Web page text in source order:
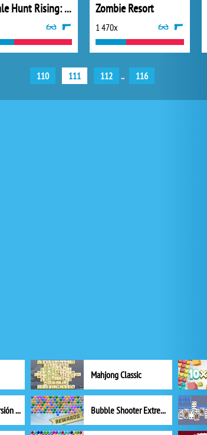
Whale Hunt Rising: Revengeance Zombie Resort
1 470x
110 111 112 .. 116
Mahjong Classic
Farm Frenzy 2 Versión completa Bubble Shooter Extreme